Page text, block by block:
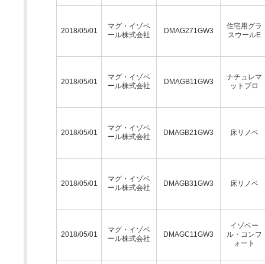
2018/05/01
マグ・イゾベ
ール株式会社
DMAG271GW3
住宅用グラ
スウールE
2018/05/01
マグ・イゾベ
ール株式会社
DMAGB11GW3
ナチュレマ
ットプロ
2018/05/01
マグ・イゾベ
ール株式会社
DMAGB21GW3 床リノベ
2018/05/01
マグ・イゾベ
ール株式会社
DMAGB31GW3 床リノベ
2018/05/01
マグ・イゾベ
ール株式会社
DMAGC11GW3
イゾベー
ル・コンフ
ォート